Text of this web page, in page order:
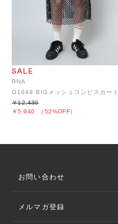
RNA
G1049 BIGメッシュコンビスカート
￥5,940 （52%OFF）
￥12,430
お問い合わせ
メルマガ登録